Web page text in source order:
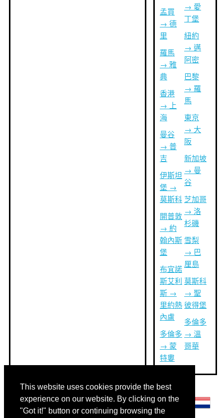
This website uses cookies provide the best
experience on our website. By clicking on the
"Got it!" button or continuing browsing the
孟買
→ 德
里
羅馬
→ 雅
典
香港
→ 上
海
曼谷
→ 普
吉
伊斯坦
堡 →
莫斯科
開普敦
→ 約
翰內斯
堡
布宜諾
斯艾利
斯 →
里約熱
內盧
多倫多
→ 蒙
特婁
→ 愛
丁堡
紐約
→ 邁
阿密
巴黎
→ 羅
馬
東京
→ 大
阪
新加坡
→ 曼
谷
芝加哥
→ 洛
杉磯
雪梨
→ 巴
厘島
莫斯科
→ 聖
彼得堡
多倫多
→ 溫
哥華
其他語言: